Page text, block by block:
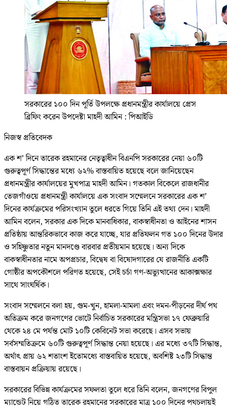
সরকারের ১০০ দিন পূর্তি উপলক্ষে প্রধানমন্ত্রীর কার্যালয়ে প্রেস
ব্রিফিং করেন উপদেষ্টা মাহদী আমিন : পিআইডি
নিজস্ব প্রতিবেদক
এক শ’ দিনে তারেক রহমানের নেতৃত্বাধীন বিএনপি সরকারের নেয়া ৬০টি
গুরুত্বপূর্ণ সিদ্ধান্তের মধ্যে ৬২% বাস্তবায়িত হয়েছে বলে জানিয়েছেন
প্রধানমন্ত্রীর কার্যালয়ের মুখপাত্র মাহদী আমিন। গতকাল বিকেলে রাজধানীর
তেজগাঁওয়ে প্রধানমন্ত্রী কার্যালয়ে এক সংবাদ সম্মেলনে সরকারের এক শ’
দিনের কার্যক্রমের পরিসংখ্যান তুলে ধরতে গিয়ে তিনি এই তথ্য দেন। মাহদী
আমিন বলেন, সরকার এক দিকে মানবাধিকার, বাকস্বাধীনতা ও আইনের শাসন
প্রতিষ্ঠায় আন্তরিকভাবে কাজ করে যাচ্ছে, যার প্রতিফলন গত ১০০ দিনের উদার
ও সহিষ্ণুতার নতুন মানদণ্ডে বারবার প্রতীয়মান হয়েছে। অন্য দিকে
বাকস্বাধীনতার নামে অপপ্রচার, বিদ্বেষ বা বিষোদগারের যে রাজনীতি একটি
গোষ্ঠীর অপকৌশলে পরিণত হয়েছে, সেই চর্চা গণ-অভ্যুত্থানের আকাক্সক্ষার
সাথে সাংঘর্ষিক।
সংবাদ সম্মেলনে বলা হয়, গুম-খুন, হামলা-মামলা এবং দমন-পীড়নের দীর্ঘ পথ
অতিক্রম করে জনগণের ভোটে নির্বাচিত সরকারের মন্ত্রিসভা ১৭ ফেব্রুয়ারি
থেকে ২৪ মে পর্যন্ত মোট ১০টি কেবিনেট সভা করেছে। এসব সভায়
সর্বসম্মতিক্রমে ৬০টি গুরুত্বপূর্ণ সিদ্ধান্ত নেয়া হয়েছে। এর মধ্যে ৩৭টি সিদ্ধান্ত,
অর্থাৎ প্রায় ৬২ শতাংশ ইতোমধ্যে বাস্তবায়িত হয়েছে, অবশিষ্ট ২৩টি সিদ্ধান্ত
বাস্তবায়ন প্রক্রিয়ায় রয়েছে।
সরকারের বিভিন্ন কার্যক্রমের সফলতা তুলে ধরে তিনি বলেন, জনগণের বিপুল
ম্যান্ডেট নিয়ে গঠিত তারেক রহমানের সরকারের মাত্র ১০০ দিনের পথচলায়ই